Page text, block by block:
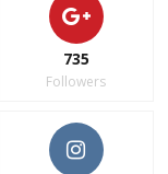
735
Followers